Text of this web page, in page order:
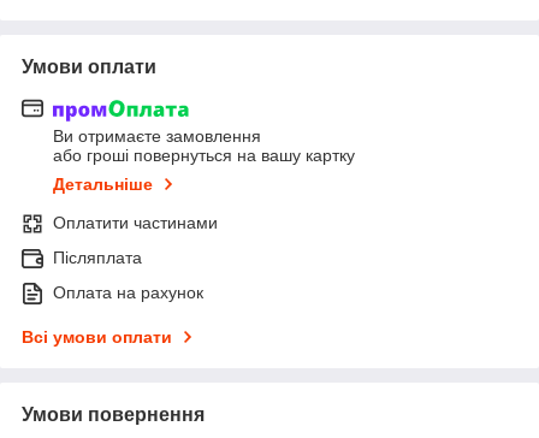
Умови оплати
Ви отримаєте замовлення
або гроші повернуться на вашу картку
Детальніше
Оплатити частинами
Післяплата
Оплата на рахунок
Всі умови оплати
Умови повернення